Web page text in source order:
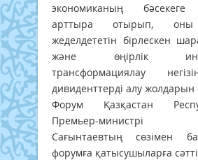
экономиканың бәсекеге
арттыра отырып, оны
жеделдететін бірлескен
және өңірлік
трансформациялау
дивиденттерді алу жолдарын
Форум Қазқастан
Премьер-министрі
Сағынтаевтың сөзімен
форумға қатысушыларға